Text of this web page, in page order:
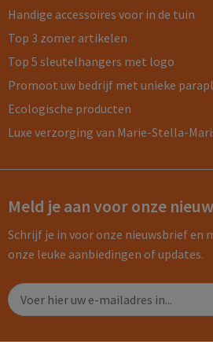
Handige accessoires voor in de tuin
Top 3 zomer artikelen
Top 5 sleutelhangers met logo
Promoot uw bedrijf met unieke
Ecologische producten
Luxe verzorging van Marie-Stella-
Meld je aan voor onze
Schrijf je in voor onze nieuwsbrief en
onze leuke aanbiedingen of updates.